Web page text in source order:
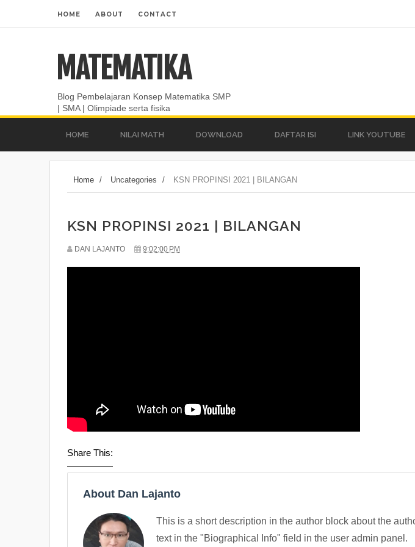
HOME ABOUT CONTACT
MATEMATIKA
Blog Pembelajaran Konsep Matematika SMP
| SMA | Olimpiade serta fisika
HOME NILAI MATH DOWNLOAD DAFTAR ISI LINK YOUTUBE
Home / Uncategories / KSN PROPINSI 2021 | BILANGAN
KSN PROPINSI 2021 | BILANGAN
DAN LAJANTO 9:02:00 PM
Share This:
About Dan Lajanto
This is a short description in the author block about the
text in the "Biographical Info" field in the user admin panel.